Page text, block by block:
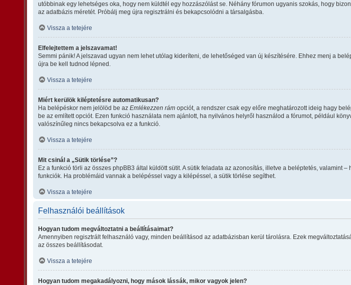
utóbbinak egy lehetséges oka, hogy nem küldtél egy hozzászólást se. Néhány fórumon ugyanis szokás, hogy
az adatbázis méretét. Próbálj meg újra regisztrálni és bekapcsolódni a társalgásba.
Vissza a tetejére
Elfelejtettem a jelszavamat!
Semmi pánik! A jelszavad ugyan nem lehet utólag kideríteni, de lehetőséged van új készítésére. Ehhez menj a
újra be kell tudnod lépned.
Vissza a tetejére
Miért kerülök kiléptetésre automatikusan?
Ha belépéskor nem jelölöd be azEmlékezzen rám opciót, a rendszer csak egy előre meghatározott ideig hagy
be az említett opciót. Ezen funkció használata nem ajánlott, ha nyilvános helyről használod a fórumot, például
valószínűleg nincs bekapcsolva ez a funkció.
Vissza a tetejére
Mit csinál a „Sütik törlése”?
Ez a funkció törli az összes phpBB3 által küldött sütit. A sütik feladata az azonosítás, illetve a beléptetés,
funkciók. Ha problémáid vannak a belépéssel vagy a kilépéssel, a sütik törlése segíthet.
Vissza a tetejére
Felhasználói beállítások
Hogyan tudom megváltoztatni a beállításaimat?
Amennyiben regisztrált felhasználó vagy, minden beállításod az adatbázisban kerül tárolásra. Ezek
az összes beállításodat.
Vissza a tetejére
Hogyan tudom megakadályozni, hogy mások lássák, mikor vagyok jelen?